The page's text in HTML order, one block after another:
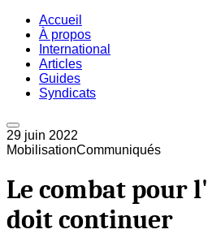
Accueil
À propos
International
Articles
Guides
Syndicats
29 juin 2022
MobilisationCommuniqués
Le combat pour
doit continuer